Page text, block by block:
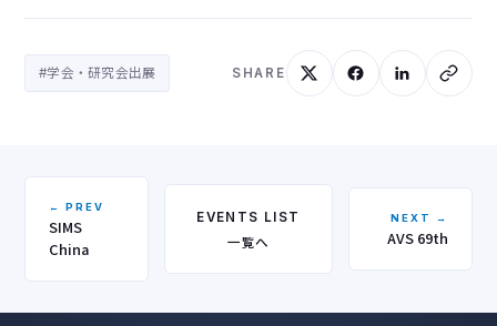
#学会・研究会出展 SHARE
← PREV
SIMS
China
EVENTS LIST
一覧へ
NEXT →
AVS 69th